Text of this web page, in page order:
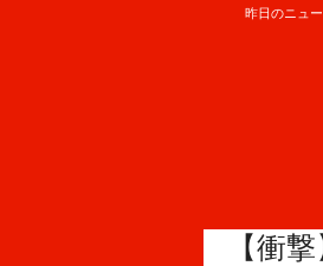
昨日のニュ
【衝